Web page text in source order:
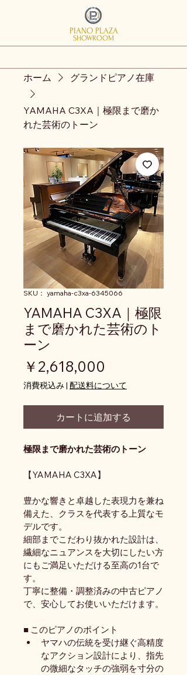
SHOWROOM
PIANO PLAZA
ホーム グランドピアノ在庫
YAMAHA C3XA｜極限まで磨か
れた芸術のトーン
SKU： yamaha-c3xa-6345066
YAMAHA C3XA｜極限
まで磨かれた芸術のト
ーン
￥2,618,000
消費税込み| 配送料について
カートに追加する
極限まで磨かれた芸術のトーン
【YAMAHA C3XA】
豊かな響きと卓越した表現力を兼ね
備えた、クラスを代表する上質なモ
デルです。
細部までこだわり抜かれた設計は、
繊細なニュアンスを大切にしたい方
にもご満足いただける至高の1台で
す。
丁寧に整備・調整済みの中古ピアノ
で、安心してお使いいただけます。
■ このピアノのポイント
ヤマハの伝統を受け継ぐ高精度
なアクション設計により、指先
の微細なタッチの強弱を寸分の